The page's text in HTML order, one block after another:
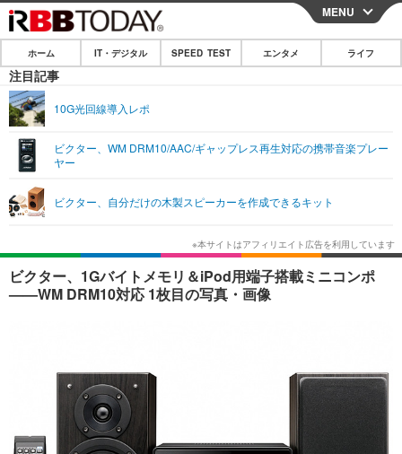
CLOSE
ホーム
IT・デジタル
ショッピング その他
SPEED TEST
エンタメ
エンタメTOP 映画・ドラマ
韓国・芸能
音楽 スポーツ
ライフ
ライフTOP グルメ
ペット ショッピング
リリース一覧
プッシュ通知の停止方法
MENU
ホーム IT・デジタル SPEED TEST エンタメ ライフ
注目記事
10G光回線導入レポ
ビクター、WM DRM10/AAC/ギャップレス再生対応の携帯音楽プレー
ヤー
ビクター、自分だけの木製スピーカーを作成できるキット
ビクター、1Gバイトメモリ＆iPod用端子搭載ミニコンポ
——WM DRM10対応 1枚目の写真・画像